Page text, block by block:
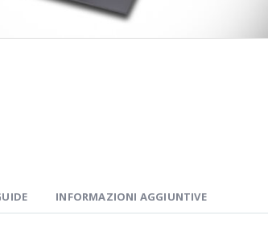
INFORMAZIONI AGGIUNTIVE